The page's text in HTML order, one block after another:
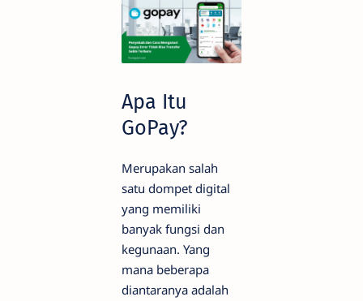
Apa Itu
GoPay?
Merupakan salah
satu dompet digital
yang memiliki
banyak fungsi dan
kegunaan. Yang
mana beberapa
diantaranya adalah